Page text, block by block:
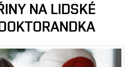
NA LIDSKÉ